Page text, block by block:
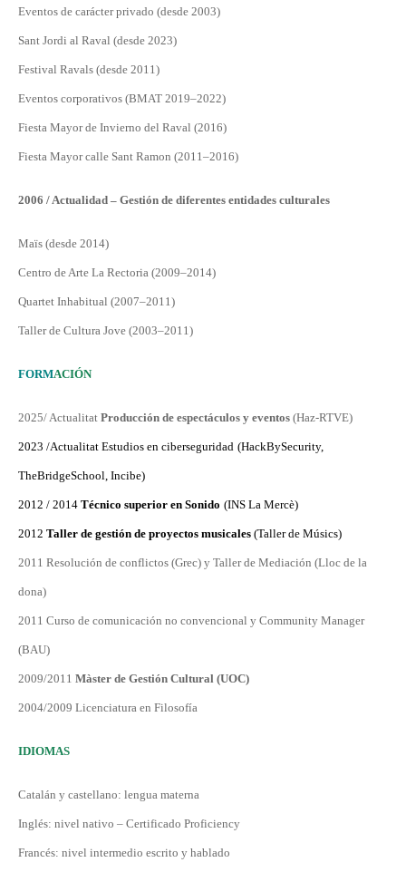
Eventos de carácter privado (desde 2003)
Sant Jordi al Raval (desde 2023)
Festival Ravals (desde 2011)
Eventos corporativos (BMAT 2019–2022)
Fiesta Mayor de Invierno del Raval (2016)
Fiesta Mayor calle Sant Ramon (2011–2016)
2006 / Actualidad – Gestión de diferentes entidades culturales
Maïs (desde 2014)
Centro de Arte La Rectoria (2009–2014)
Quartet Inhabitual (2007–2011)
Taller de Cultura Jove (2003–2011)
FORMACIÓN
2025/ Actualitat Producción de espectáculos y eventos (Haz-RTVE)
2023 /Actualitat Estudios en ciberseguridad (HackBySecurity,
TheBridgeSchool, Incibe)
2012 / 2014 Técnico superior en Sonido (INS La Mercè)
2012 Taller de gestión de proyectos musicales (Taller de Músics)
2011 Resolución de conflictos (Grec) y Taller de Mediación (Lloc de la
dona)
2011 Curso de comunicación no convencional y Community Manager
(BAU)
2009/2011 Màster de Gestión Cultural (UOC)
2004/2009 Licenciatura en Filosofía
IDIOMAS
Catalán y castellano: lengua materna
Inglés: nivel nativo – Certificado Proficiency
Francés: nivel intermedio escrito y hablado